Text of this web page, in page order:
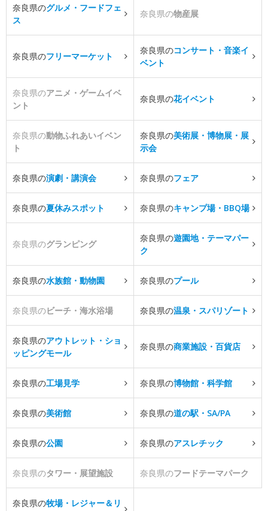
奈良県のグルメ・フードフェ
ス
奈良県の物産展
奈良県のフリーマーケット
奈良県のコンサート・音楽イ
ベント
奈良県のアニメ・ゲームイベ
ント
奈良県の花イベント
奈良県の動物ふれあいイベン
ト
奈良県の美術展・博物展・展
示会
奈良県の演劇・講演会 奈良県のフェア
奈良県の夏休みスポット 奈良県のキャンプ場・BBQ場
奈良県のグランピング
奈良県の遊園地・テーマパー
ク
奈良県の水族館・動物園 奈良県のプール
奈良県のビーチ・海水浴場 奈良県の温泉・スパリゾート
奈良県のアウトレット・ショ
ッピングモール
奈良県の商業施設・百貨店
奈良県の工場見学 奈良県の博物館・科学館
奈良県の美術館 奈良県の道の駅・SA/PA
奈良県の公園 奈良県のアスレチック
奈良県のタワー・展望施設 奈良県のフードテーマパーク
奈良県の牧場・レジャー＆リ